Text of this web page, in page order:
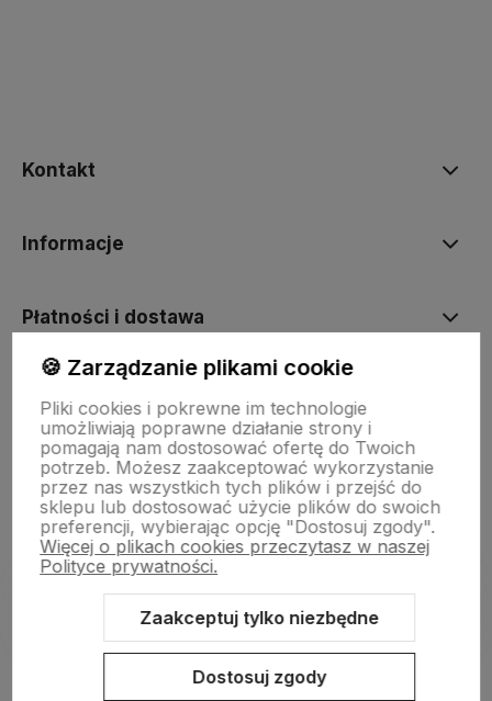
Kontakt
Informacje
Płatności i dostawa
O nas
Sklep internetowy Shoper.pl Szablon Shoper Modern 3.0™
🍪 Zarządzanie plikami cookie
Pliki cookies i pokrewne im technologie
umożliwiają poprawne działanie strony i
pomagają nam dostosować ofertę do Twoich
potrzeb. Możesz zaakceptować wykorzystanie
przez nas wszystkich tych plików i przejść do
sklepu lub dostosować użycie plików do swoich
preferencji, wybierając opcję "Dostosuj zgody".
Więcej o plikach cookies przeczytasz w naszej
Polityce prywatności.
Zaakceptuj tylko niezbędne
Dostosuj zgody